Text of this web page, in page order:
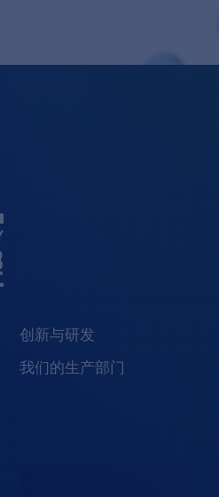
创新与研发
我们的生产部门